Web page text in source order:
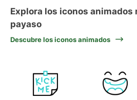
Explora los iconos animados
payaso
Descubre los iconos animados